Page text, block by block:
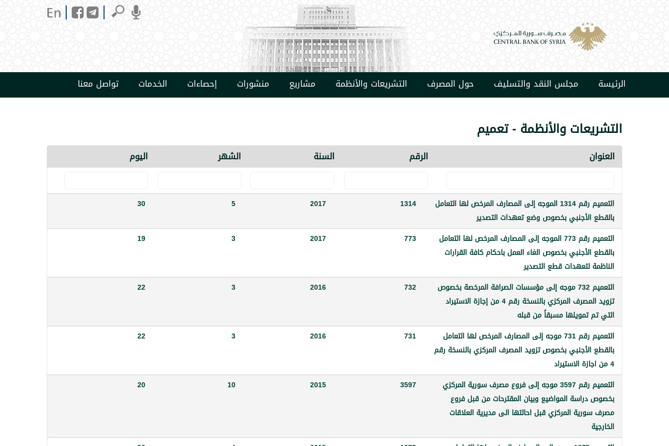
الرئيسة مجلس النقد والتسليف حول المصرف التشريعات والأنظمة مشاريع منشورات إحصاءات الخدمات تواصل معنا
التشريعات والأنظمة - تعميم
العنوان الرقم السنة الشهر اليوم
التعميم رقم 1314 الموجه إلى المصارف المرخص لها التعامل
بالقطع الأجنبي بخصوص وضع تعهدات التصدير
1314
2017
5
30
التعميم رقم 773 الموجه إلى المصارف المرخص لها التعامل
بالقطع الأجنبي بخصوص الغاء العمل باحكام كافة القرارات
الناظمة لتعهدات قطع التصدير
773
2017
3
19
التعميم 732 موجه إلى مؤسسات الصرافة المرخصة بخصوص
تزويد المصرف المركزي بالنسخة رقم 4 من إجازة الاستيراد
التي تم تمويلها مسبقاً من قبله
732
2016
3
22
التعميم رقم 731 موجه إلى المصارف المرخص لها التعامل
بالقطع الأجنبي بخصوص تزويد المصرف المركزي بالنسخة رقم
4 من اجازة الاستيراد
731
2016
3
22
التعميم رقم 3597 موجه إلى فروع مصرف سورية المركزي
بخصوص دراسة المواضيع وبيان المقترحات من قبل فروع
مصرف سورية المركزي قبل احالتها الى مديرية العلاقات
الخارجية
3597
2015
10
20